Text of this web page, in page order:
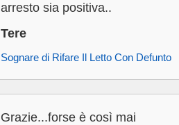
arresto sia positiva..
Tere
Sognare di Rifare Il Letto Con Defunto
Grazie...forse è così mai